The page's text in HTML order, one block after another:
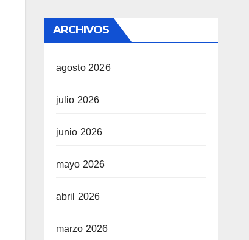
ARCHIVOS
agosto 2026
julio 2026
junio 2026
mayo 2026
abril 2026
marzo 2026